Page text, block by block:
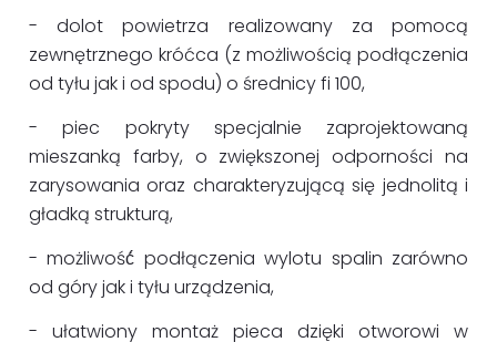
- dolot powietrza realizowany za pomocą
zewnętrznego króćca (z możliwością podłączenia
od tyłu jak i od spodu) o średnicy fi 100,
- piec pokryty specjalnie zaprojektowaną
mieszanką farby, o zwiększonej odporności na
zarysowania oraz charakteryzującą się jednolitą i
gładką strukturą,
- możliwość́ podłączenia wylotu spalin zarówno
od góry jak i tyłu urządzenia,
- ułatwiony montaż pieca dzięki otworowi w